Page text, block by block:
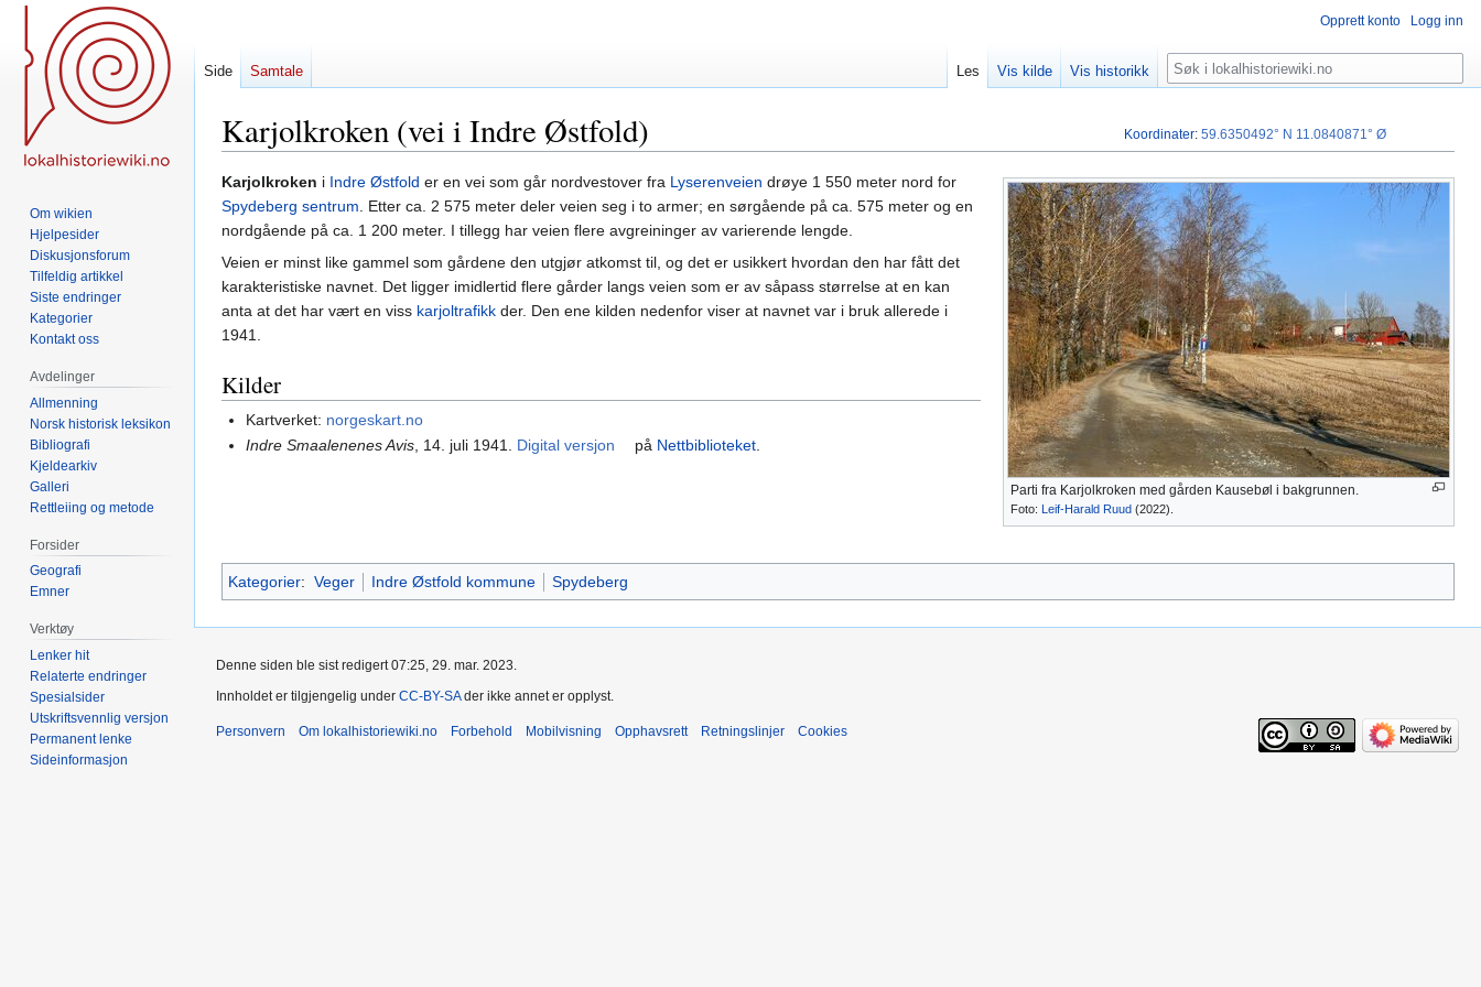
Karjolkroken (vei i Indre Østfold)
Hopp
til
navigering
Hopp
til
søk
Parti fra Karjolkroken med gården Kausebøl i bakgrunnen.
Foto: Leif-Harald Ruud (2022).
Karjolkroken i Indre Østfold er en vei som går nordvestover fra Lyserenveien drøye 1 550 meter nord for
Spydeberg sentrum. Etter ca. 2 575 meter deler veien seg i to armer; en sørgående på ca. 575 meter og en
nordgående på ca. 1 200 meter. I tillegg har veien flere avgreininger av varierende lengde.
Veien er minst like gammel som gårdene den utgjør atkomst til, og det er usikkert hvordan den har fått det
karakteristiske navnet. Det ligger imidlertid flere gårder langs veien som er av såpass størrelse at en kan
anta at det har vært en viss karjoltrafikk der. Den ene kilden nedenfor viser at navnet var i bruk allerede i
1941.
Kilder
Kartverket: norgeskart.no
Indre Smaalenenes Avis , 14. juli 1941. Digital versjon på Nettbiblioteket
Koordinater:59.6350492° N 11.0840871° Ø
Kategorier: Veger Indre Østfold kommune Spydeberg
Opprett konto Logg inn
Side Samtale Les Vis kilde Vis historikk Søk
Om wikien
Hjelpesider
Diskusjonsforum
Tilfeldig artikkel
Siste endringer
Kategorier
Kontakt oss
Avdelinger
Allmenning
Norsk historisk leksikon
Bibliografi
Kjeldearkiv
Galleri
Rettleiing og metode
Forsider
Geografi
Emner
Verktøy
Lenker hit
Relaterte endringer
Spesialsider
Utskriftsvennlig versjon
Permanent lenke
Sideinformasjon
Denne siden ble sist redigert 07:25, 29. mar. 2023.
Innholdet er tilgjengelig under CC-BY-SAder ikke annet er opplyst.
Personvern Om lokalhistoriewiki.no Forbehold Mobilvisning Opphavsrett Retningslinjer Cookies